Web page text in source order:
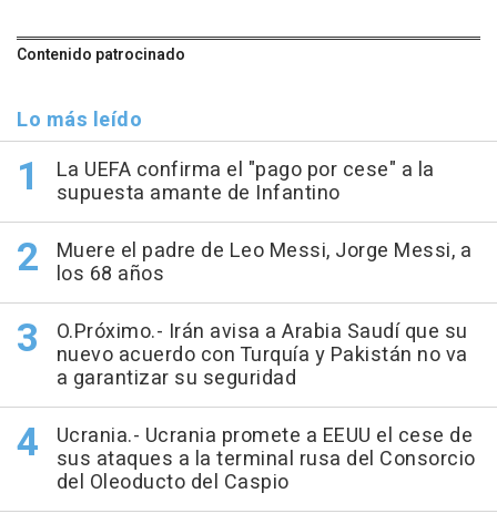
Contenido patrocinado
Lo más leído
La UEFA confirma el "pago por cese" a la
supuesta amante de Infantino
Muere el padre de Leo Messi, Jorge Messi, a
los 68 años
O.Próximo.- Irán avisa a Arabia Saudí que su
nuevo acuerdo con Turquía y Pakistán no va
a garantizar su seguridad
Ucrania.- Ucrania promete a EEUU el cese de
sus ataques a la terminal rusa del Consorcio
del Oleoducto del Caspio